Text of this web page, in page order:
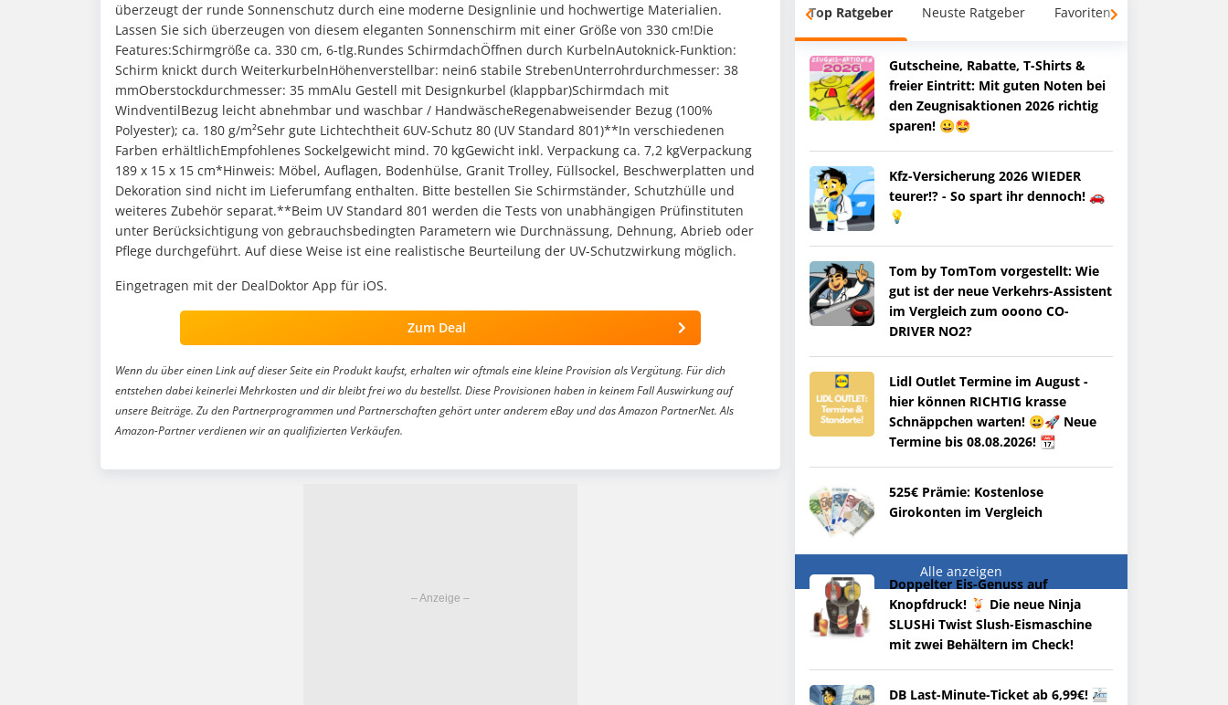
überzeugt der runde Sonnenschutz durch eine moderne Designlinie und hochwertige Materialien.
Lassen Sie sich überzeugen von diesem eleganten Sonnenschirm mit einer Größe von 330 cm!Die
Features:Schirmgröße ca. 330 cm, 6-tlg.Rundes SchirmdachÖffnen durch KurbelnAutoknick-Funktion:
Schirm knickt durch WeiterkurbelnHöhenverstellbar: nein6 stabile StrebenUnterrohrdurchmesser: 38
mmOberstockdurchmesser: 35 mmAlu Gestell mit Designkurbel (klappbar)Schirmdach mit
WindventilBezug leicht abnehmbar und waschbar / HandwäscheRegenabweisender Bezug (100%
Polyester); ca. 180 g/m²Sehr gute Lichtechtheit 6UV-Schutz 80 (UV Standard 801)**In verschiedenen
Farben erhältlichEmpfohlenes Sockelgewicht mind. 70 kgGewicht inkl. Verpackung ca. 7,2 kgVerpackung
189 x 15 x 15 cm*Hinweis: Möbel, Auflagen, Bodenhülse, Granit Trolley, Füllsockel, Beschwerplatten und
Dekoration sind nicht im Lieferumfang enthalten. Bitte bestellen Sie Schirmständer, Schutzhülle und
weiteres Zubehör separat.**Beim UV Standard 801 werden die Tests von unabhängigen Prüfinstituten
unter Berücksichtigung von gebrauchsbedingten Parametern wie Durchnässung, Dehnung, Abrieb oder
Pflege durchgeführt. Auf diese Weise ist eine realistische Beurteilung der UV-Schutzwirkung möglich.
Eingetragen mit der DealDoktor App für iOS.
Zum Deal
Wenn du über einen Link auf dieser Seite ein Produkt kaufst, erhalten wir oftmals eine kleine Provision als Vergütung. Für dich
entstehen dabei keinerlei Mehrkosten und dir bleibt frei wo du bestellst. Diese Provisionen haben in keinem Fall Auswirkung auf
unsere Beiträge. Zu den Partnerprogrammen und Partnerschaften gehört unter anderem eBay und das Amazon PartnerNet. Als
Amazon-Partner verdienen wir an qualifizierten Verkäufen.
Top Ratgeber Neuste Ratgeber Favoriten
Gutscheine, Rabatte, T-Shirts &
freier Eintritt: Mit guten Noten bei
den Zeugnisaktionen 2026 richtig
sparen! 😀🤩
Kfz-Versicherung 2026 WIEDER
teurer!? - So spart ihr dennoch! 🚗
💡
Tom by TomTom vorgestellt: Wie
gut ist der neue Verkehrs-Assistent
im Vergleich zum ooono CO-
DRIVER NO2?
Lidl Outlet Termine im August -
hier können RICHTIG krasse
Schnäppchen warten! 😀🚀 Neue
Termine bis 08.08.2026! 📆
525€ Prämie: Kostenlose
Girokonten im Vergleich
Alle anzeigen
Doppelter Eis-Genuss auf
Knopfdruck! 🍹 Die neue Ninja
SLUSHi Twist Slush-Eismaschine
mit zwei Behältern im Check!
DB Last-Minute-Ticket ab 6,99€! 🚈